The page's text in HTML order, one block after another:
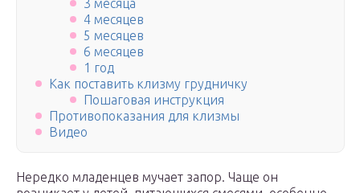
3 месяца
4 месяцев
5 месяцев
6 месяцев
1 год
Как поставить клизму грудничку
Пошаговая инструкция
Противопоказания для клизмы
Видео
Нередко младенцев мучает запор. Чаще он